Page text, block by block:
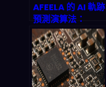
AFEELA 的 AI 軌跡
預測演算法：
2026 年自驾車市
場的 Silent
Game Changer